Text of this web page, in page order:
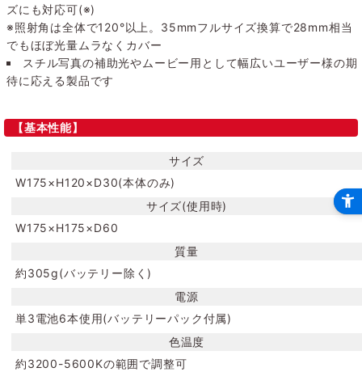
ズにも対応可(※)
※照射角は全体で120°以上。35mmフルサイズ換算で28mm相当
でもほぼ光量ムラなくカバー
スチル写真の補助光やムービー用として幅広いユーザー様の期
待に応える製品です
【基本性能】
サイズ
W175×H120×D30(本体のみ)
サイズ(使用時)
W175×H175×D60
質量
約305g(バッテリー除く)
電源
単3電池6本使用(バッテリーパック付属)
色温度
約3200-5600Kの範囲で調整可